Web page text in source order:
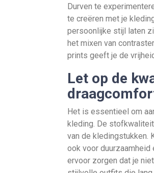
Durven te
te creëren met je
persoonlijke stijl laten
het mixen van
prints geeft je de
Let op de
Het is essentieel om
kleding. De
van de kledingstukken.
ook voor
ervoor zorgen dat je